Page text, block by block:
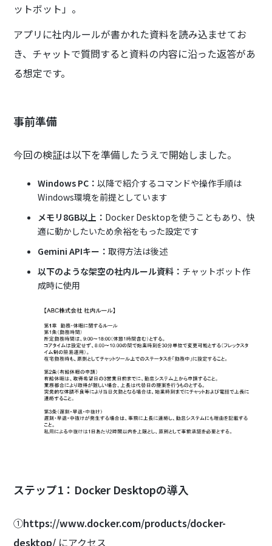
ットボット」。
アプリに社内ルールが書かれた資料を読み込ませてお
き、チャットで質問すると資料の内容に沿った返答があ
る想定です。
事前準備
今回の検証は以下を準備したうえで開始しました。
Windows PC：以降で紹介するコマンドや操作手順は
Windows環境を前提としています
メモリ8GB以上： Docker Desktopを使うこともあり、快
適に動かしたいため余裕をもった設定です
Gemini APIキー：取得方法は後述
以下のような架空の社内ルール資料： チャットボット作
成時に使用
ステップ1：Docker Desktopの導入
①https://www.docker.com/products/docker-
desktop/ にアクセス